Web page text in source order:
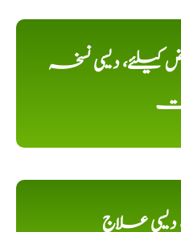
کیلئے، دیسی نسخہ
دیسی علاج